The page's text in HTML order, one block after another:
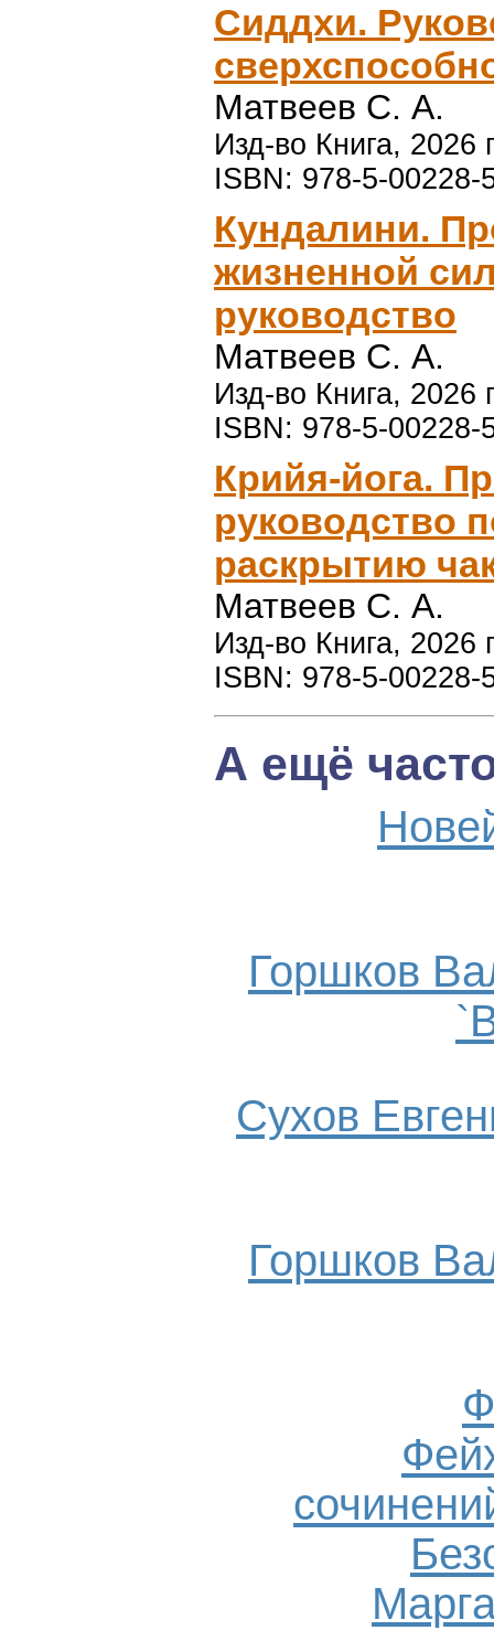
Сиддхи.
Матвеев С. А.
Изд-во Книга, 2026
ISBN: 978-5-00228-
Кундалини.
жизненной
руководство
Матвеев С. А.
Изд-во Книга, 2026
ISBN: 978-5-00228-
Крийя-йога.
руководство
раскрытию
Матвеев С. А.
Изд-во Книга, 2026
ISBN: 978-5-00228-
А ещё
Горшков
Сухов
Горшков